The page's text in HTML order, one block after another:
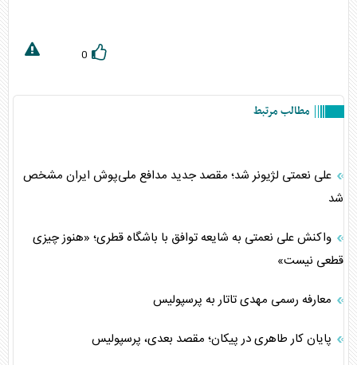
0
مطالب مرتبط
علی نعمتی لژیونر شد؛ مقصد جدید مدافع ملی‌پوش ایران مشخص
شد
واکنش علی نعمتی به شایعه توافق با باشگاه قطری؛ «هنوز چیزی
قطعی نیست»
معارفه رسمی مهدی تاتار به پرسپولیس
پایان کار طاهری در پیکان؛ مقصد بعدی، پرسپولیس